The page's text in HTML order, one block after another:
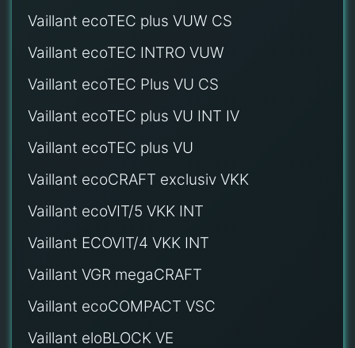
Vaillant ecoTEC plus VUW CS
Vaillant ecoTEC INTRO VUW
Vaillant ecoTEC Plus VU CS
Vaillant ecoTEC plus VU INT IV
Vaillant ecoTEC plus VU
Vaillant ecoCRAFT exclusiv VKK
Vaillant ecoVIT/5 VKK INT
Vaillant ECOVIT/4 VKK INT
Vaillant VGR megaCRAFT
Vaillant ecoCOMPACT VSC
Vaillant eloBLOCK VE